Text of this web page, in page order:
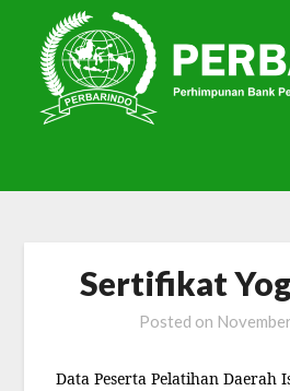
content
Sertifikat
Posted on
Data Peserta Pelatihan Daerah